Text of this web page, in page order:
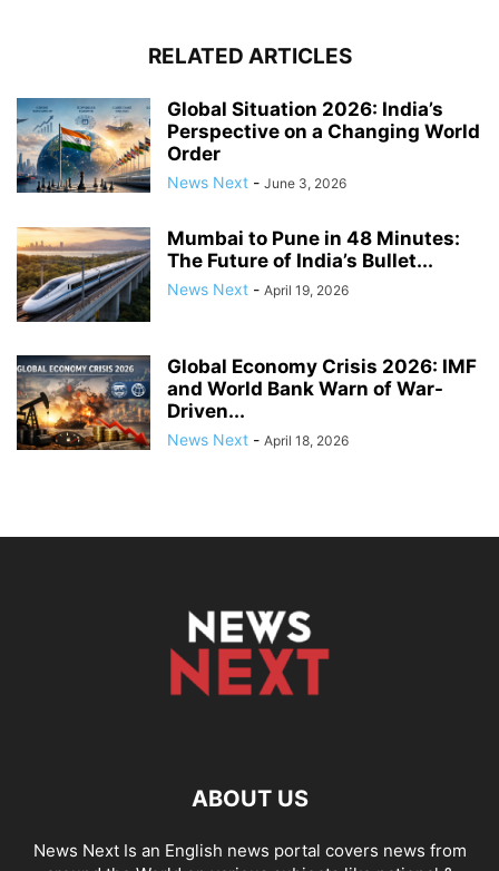
RELATED ARTICLES
Global Situation 2026: India’s
Perspective on a Changing World
Order
News Next - June 3, 2026
Mumbai to Pune in 48 Minutes:
The Future of India’s Bullet...
News Next - April 19, 2026
Global Economy Crisis 2026: IMF
and World Bank Warn of War-
Driven...
News Next - April 18, 2026
ABOUT US
News Next Is an English news portal covers news from